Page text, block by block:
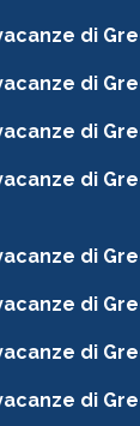
di
di
di
di
di
di
di
di